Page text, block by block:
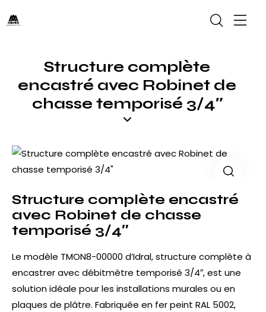
Structure complète
encastré avec Robinet de
chasse temporisé 3/4″
Structure complète encastré
avec Robinet de chasse
temporisé 3/4″
Le modèle TMON8-00000 d’Idral, structure complète à
encastrer avec débitmètre temporisé 3/4″, est une
solution idéale pour les installations murales ou en
plaques de plâtre. Fabriquée en fer peint RAL 5002,